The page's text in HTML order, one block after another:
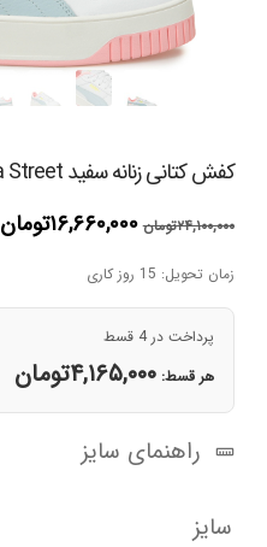
کفش کتانی زنانه سفید Carina Street پوما
۲۴,۱۰۰,۰۰۰تومان قیمت
اصلی
بود.
۱۶,۶۶۰,۰۰۰تومان
زمان تحویل: 15 روز کاری
پرداخت در 4 قسط
هر قسط:۴,۱۶۵,۰۰۰تومان
راهنمای سایز
سایز